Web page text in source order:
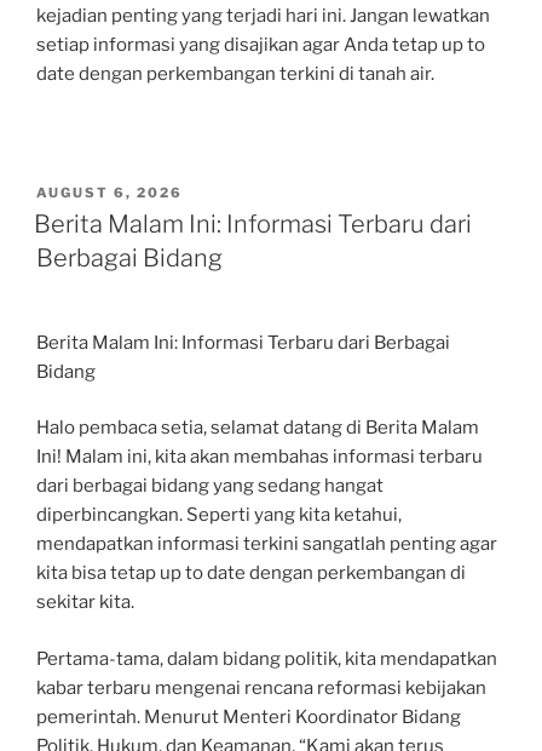
kejadian penting yang terjadi hari ini. Jangan lewatkan
setiap informasi yang disajikan agar Anda tetap up to
date dengan perkembangan terkini di tanah air.
POSTED
ON
AUGUST 6, 2026
Berita Malam Ini: Informasi Terbaru dari
Berbagai Bidang
Berita Malam Ini: Informasi Terbaru dari Berbagai
Bidang
Halo pembaca setia, selamat datang di Berita Malam
Ini! Malam ini, kita akan membahas informasi terbaru
dari berbagai bidang yang sedang hangat
diperbincangkan. Seperti yang kita ketahui,
mendapatkan informasi terkini sangatlah penting agar
kita bisa tetap up to date dengan perkembangan di
sekitar kita.
Pertama-tama, dalam bidang politik, kita mendapatkan
kabar terbaru mengenai rencana reformasi kebijakan
pemerintah. Menurut Menteri Koordinator Bidang
Politik, Hukum, dan Keamanan, “Kami akan terus